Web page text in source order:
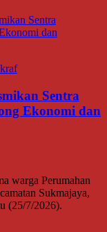
Sentra
Ekonomi dan
warga Perumahan
Sukmajaya,
(25/7/2026).